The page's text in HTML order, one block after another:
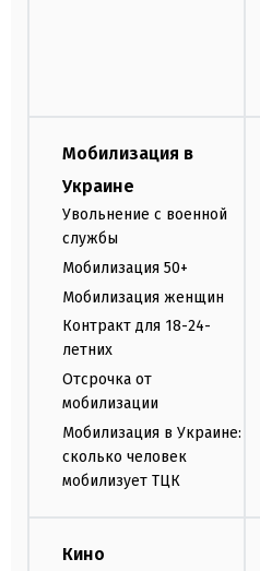
Мобилизация в
Украине
Увольнение с военной
службы
Мобилизация 50+
Мобилизация женщин
Контракт для 18-24-
летних
Отсрочка от
мобилизации
Мобилизация в Украине:
сколько человек
мобилизует ТЦК
Кино